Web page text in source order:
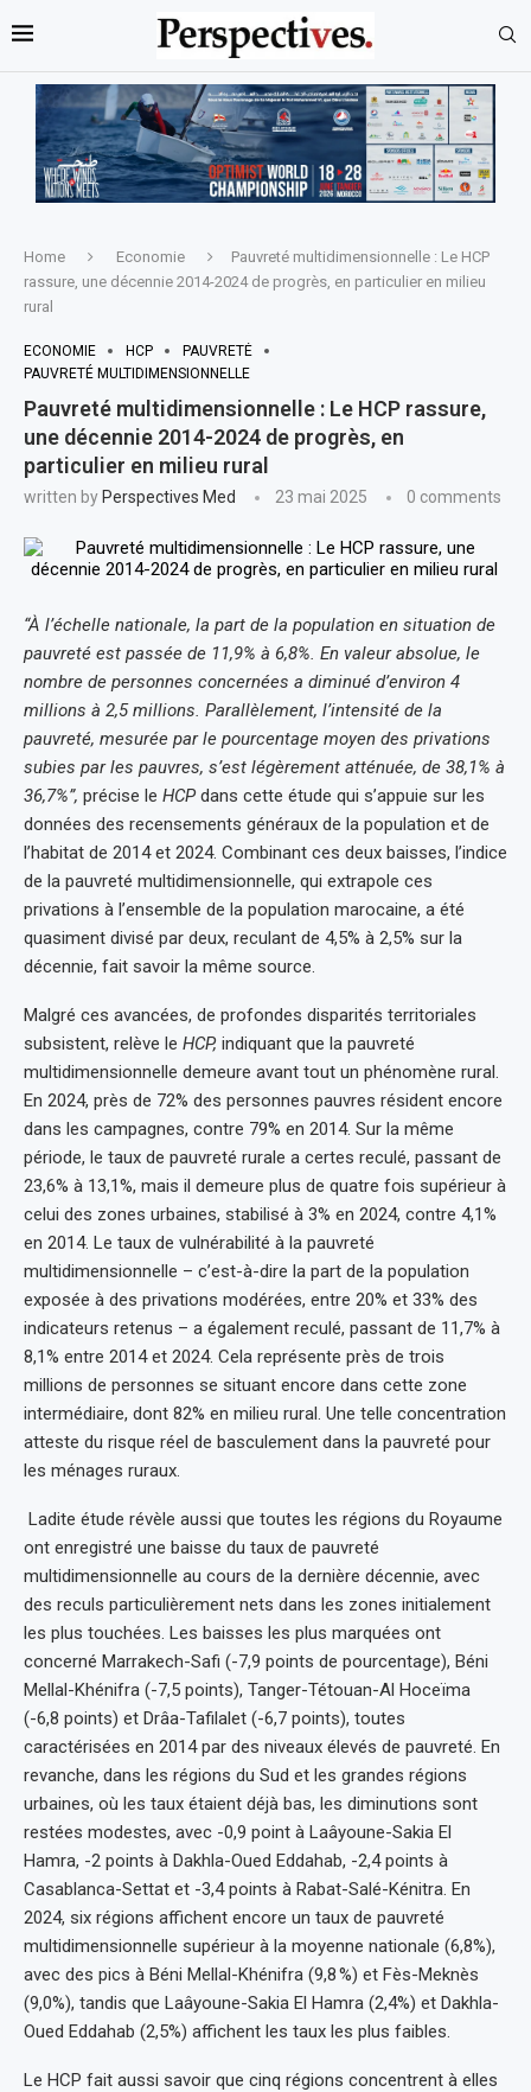
Home Economie
Pauvreté multidimensionnelle : Le HCP
rassure, une décennie 2014-2024 de progrès, en particulier en milieu
rural
ECONOMIE HCP
PAUVRETÉ
PAUVRETÉ MULTIDIMENSIONNELLE
Pauvreté multidimensionnelle : Le HCP rassure,
une décennie 2014-2024 de progrès, en
particulier en milieu rural
written by Perspectives Med 23 mai 2025 0 comments
“À l’échelle nationale, la part de la population en situation de
pauvreté est passée de 11,9% à 6,8%. En valeur absolue, le
nombre de personnes concernées a diminué d’environ 4
millions à 2,5 millions. Parallèlement, l’intensité de la
pauvreté, mesurée par le pourcentage moyen des privations
subies par les pauvres, s’est légèrement atténuée, de 38,1% à
36,7%”, précise le HCPdans cette étude qui s’appuie sur les
données des recensements généraux de la population et de
l’habitat de 2014 et 2024. Combinant ces deux baisses, l’indice
de la pauvreté multidimensionnelle, qui extrapole ces
privations à l’ensemble de la population marocaine, a été
quasiment divisé par deux, reculant de 4,5% à 2,5% sur la
décennie, fait savoir la même source.
Malgré ces avancées, de profondes disparités territoriales
subsistent, relève le HCP, indiquant que la pauvreté
multidimensionnelle demeure avant tout un phénomène rural.
En 2024, près de 72% des personnes pauvres résident encore
dans les campagnes, contre 79% en 2014. Sur la même
période, le taux de pauvreté rurale a certes reculé, passant de
23,6% à 13,1%, mais il demeure plus de quatre fois supérieur à
celui des zones urbaines, stabilisé à 3% en 2024, contre 4,1%
en 2014. Le taux de vulnérabilité à la pauvreté
multidimensionnelle – c’est-à-dire la part de la population
exposée à des privations modérées, entre 20% et 33% des
indicateurs retenus – a également reculé, passant de 11,7% à
8,1% entre 2014 et 2024. Cela représente près de trois
millions de personnes se situant encore dans cette zone
intermédiaire, dont 82% en milieu rural. Une telle concentration
atteste du risque réel de basculement dans la pauvreté pour
les ménages ruraux.
Ladite étude révèle aussi que toutes les régions du Royaume
ont enregistré une baisse du taux de pauvreté
multidimensionnelle au cours de la dernière décennie, avec
des reculs particulièrement nets dans les zones initialement
les plus touchées. Les baisses les plus marquées ont
concerné Marrakech-Safi (-7,9 points de pourcentage), Béni
Mellal-Khénifra (-7,5 points), Tanger-Tétouan-Al Hoceïma
(-6,8 points) et Drâa-Tafilalet (-6,7 points), toutes
caractérisées en 2014 par des niveaux élevés de pauvreté. En
revanche, dans les régions du Sud et les grandes régions
urbaines, où les taux étaient déjà bas, les diminutions sont
restées modestes, avec -0,9 point à Laâyoune-Sakia El
Hamra, -2 points à Dakhla-Oued Eddahab, -2,4 points à
Casablanca-Settat et -3,4 points à Rabat-Salé-Kénitra. En
2024, six régions affichent encore un taux de pauvreté
multidimensionnelle supérieur à la moyenne nationale (6,8%),
avec des pics à Béni Mellal-Khénifra (9,8 %) et Fès-Meknès
(9,0%), tandis que Laâyoune-Sakia El Hamra (2,4%) et Dakhla-
Oued Eddahab (2,5%) affichent les taux les plus faibles.
Le HCP fait aussi savoir que cinq régions concentrent à elles